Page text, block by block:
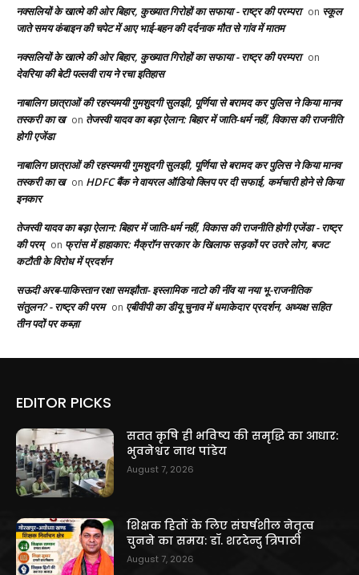
नक्सलियों के खात्मे की ओर बिहार, कुख्यात गिरोहों का सफाया - राष्ट्र की परम्परा on स्कूल
जाते समय कंबाइन की चपेट में आए भाई-बहन की दर्दनाक मौत से गांव में मातम
नक्सलियों के खात्मे की ओर बिहार, कुख्यात गिरोहों का सफाया - राष्ट्र की परम्परा on
देवरिया की बेटी पल्लवी राय ने रचा इतिहास
नाबालिग छात्राओं की रहस्यमयी गुमशुदगी सुलझी, पूर्णिया से बरामद कर पुलिस ने किया मानव
तस्करी का ख on तेजस्वी यादव का बड़ा ऐलान: बिहार में जाति-धर्म नहीं, विकास की राजनीति
होगी एजेंडा
नाबालिग छात्राओं की रहस्यमयी गुमशुदगी सुलझी, पूर्णिया से बरामद कर पुलिस ने किया मानव
तस्करी का ख on HDFC बैंक ने वायरल ऑडियो क्लिप पर दी सफाई, कर्मचारी होने से किया
इनकार
तेजस्वी यादव का बड़ा ऐलान: बिहार में जाति-धर्म नहीं, विकास की राजनीति होगी एजेंडा - राष्ट्र
की परम् on फ्रांस में हाहाकार: मैक्रॉन सरकार के खिलाफ सड़कों पर उतरे लोग, बजट
कटौती के विरोध में प्रदर्शन
सऊदी अरब-पाकिस्तान रक्षा समझौता- इस्लामिक नाटो की नींव या नया भू-राजनीतिक
संतुलन? - राष्ट्र की परम on एबीवीपी का डीयू चुनाव में धमाकेदार प्रदर्शन, अध्यक्ष सहित
तीन पदों पर कब्ज़ा
EDITOR PICKS
सतत कृषि ही भविष्य की समृद्धि का आधार:
भुवनेश्वर नाथ पांडेय
August 7, 2026
शिक्षक हितों के लिए संघर्षशील नेतृत्व
चुनने का समय: डॉ. शरदेन्दु त्रिपाठी
August 7, 2026